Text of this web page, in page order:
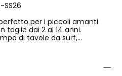
SS26
per i piccoli amanti
taglie dai 2 ai 14 anni.
di tavole da surf,
ed estivo. Realizzato con
garantisce comfort e
spiaggia o in piscina. Il suo
libertà di movimento,